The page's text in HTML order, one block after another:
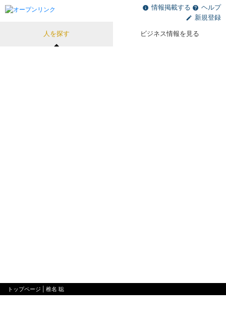
人を探す ビジネス情報を見る
情報掲載する
ヘルプ
新規登録
トップページ | 椎名 聡